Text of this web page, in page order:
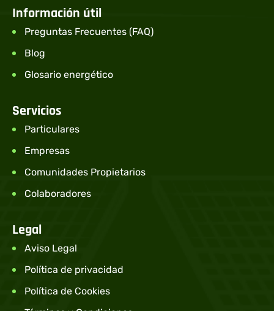
Información útil
Preguntas Frecuentes (FAQ)
Blog
Glosario energético
Servicios
Particulares
Empresas
Comunidades Propietarios
Colaboradores
Legal
Aviso Legal
Política de privacidad
Política de Cookies